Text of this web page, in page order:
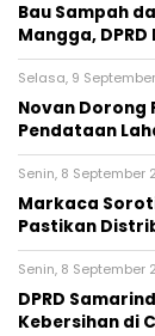
Bau Sampah
Mangga,
Selasa, 9
Novan Dorong
Pendataan
Senin, 8 September
Markaca
Pastikan
Senin, 8 September
DPRD
Kebersihan di